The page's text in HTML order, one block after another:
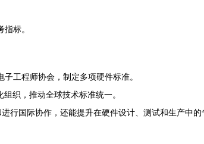
标。
工程师协会，制定多项硬件标准。
织，推动全球技术标准统一。
行国际协作，还能提升在硬件设计、测试和生产中